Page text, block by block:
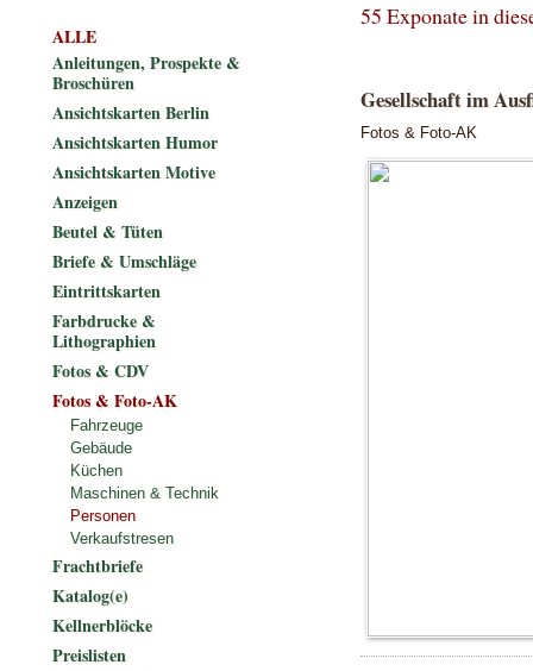
55 Exponate in
Gesellschaft im
Fotos & Foto-AK
ALLE
Anleitungen, Prospekte &
Broschüren
Ansichtskarten Berlin
Ansichtskarten Humor
Ansichtskarten Motive
Anzeigen
Beutel & Tüten
Briefe & Umschläge
Eintrittskarten
Farbdrucke &
Lithographien
Fotos & CDV
Fotos & Foto-AK
Fahrzeuge
Gebäude
Küchen
Maschinen & Technik
Personen
Verkaufstresen
Frachtbriefe
Katalog(e)
Kellnerblöcke
Preislisten